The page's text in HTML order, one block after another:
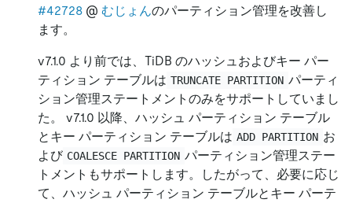
#42728 @ むじょんのパーティション管理を改善し
ます。
v7.1.0 より前では、TiDB のハッシュおよびキー パー
ティション テーブルは TRUNCATE PARTITION パーティ
ション管理ステートメントのみをサポートしていまし
た。 v7.1.0 以降、ハッシュ パーティション テーブル
とキー パーティション テーブルは ADD PARTITION お
よび COALESCE PARTITION パーティション管理ステー
トメントもサポートします。したがって、必要に応じ
て、ハッシュ パーティション テーブルとキー パーテ